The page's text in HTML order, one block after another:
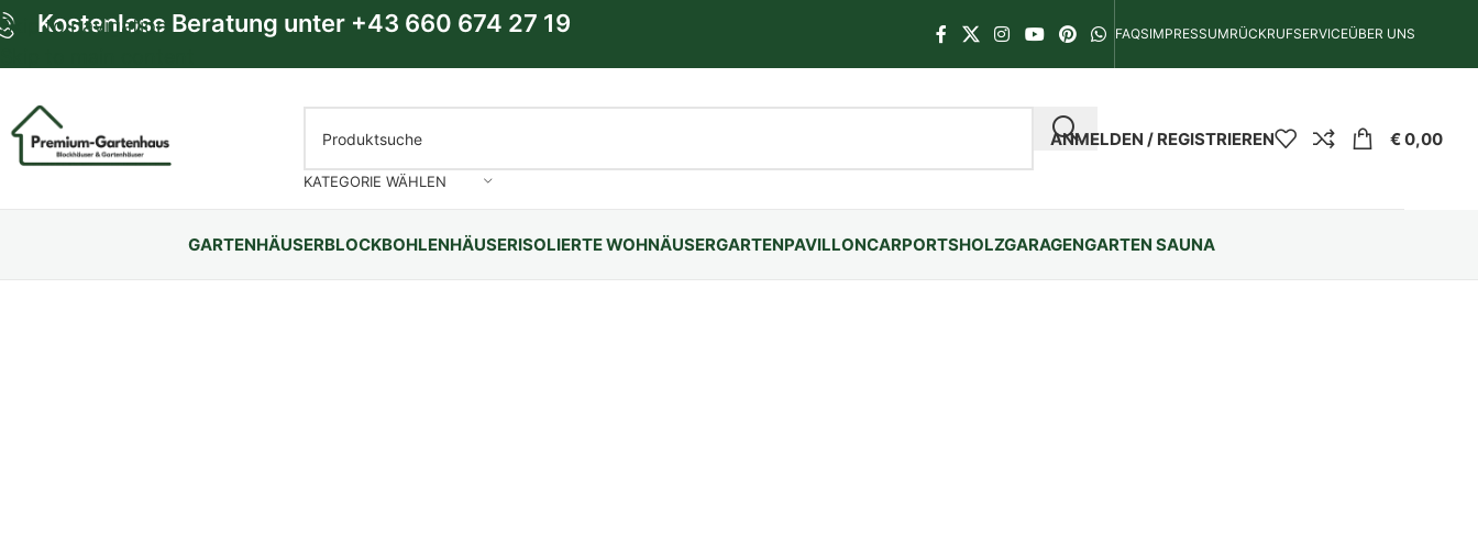
Skip to navigation
Kostenlose Beratung unter +43 660 674 27 19 FAQSIMPRESSUMRÜCKRUFSERVICEÜBER UNS
KATEGORIE WÄHLEN
ANMELDEN / REGISTRIEREN €0,00
GARTENHÄUSERBLOCKBOHLENHÄUSERISOLIERTE WOHNÄUSERGARTENPAVILLONCARPORTSHOLZGARAGENGARTEN SAUNA